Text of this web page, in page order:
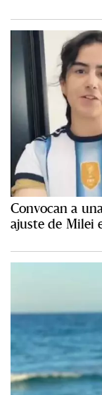
Convocan a
ajuste de Milei